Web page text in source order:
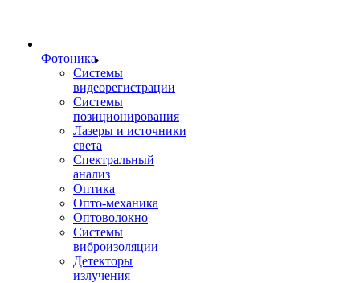
Фотоника
Cистемы
видеорегистрации
Системы
позиционирования
Лазеры и источники
света
Спектральный
анализ
Оптика
Опто-механика
Оптоволокно
Системы
виброизоляции
Детекторы
излучения